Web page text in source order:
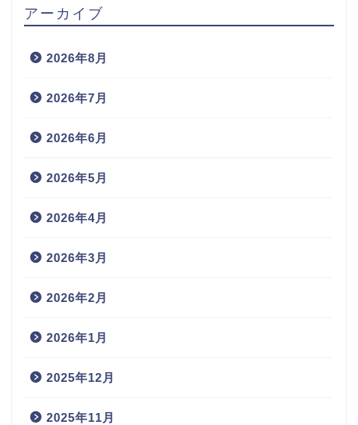
アーカイブ
2026年8月
2026年7月
2026年6月
2026年5月
2026年4月
2026年3月
2026年2月
2026年1月
2025年12月
2025年11月